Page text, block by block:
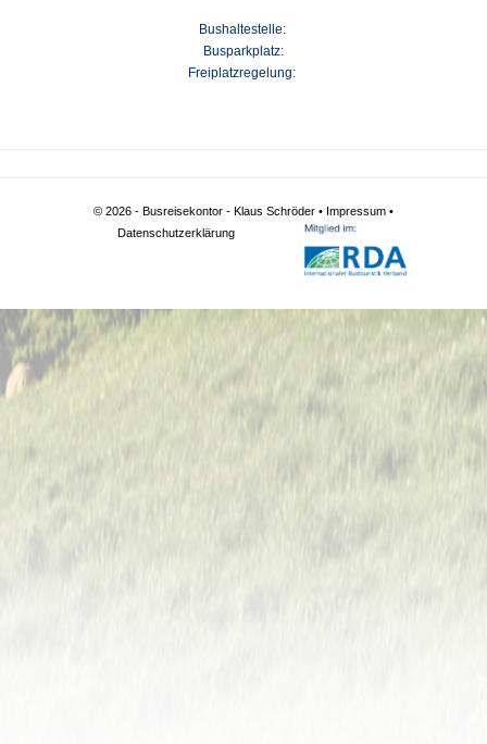
Bushaltestelle:
Busparkplatz:
Freiplatzregelung:
© 2026 - Busreisekontor - Klaus Schröder • Impressum •
Datenschutzerklärung